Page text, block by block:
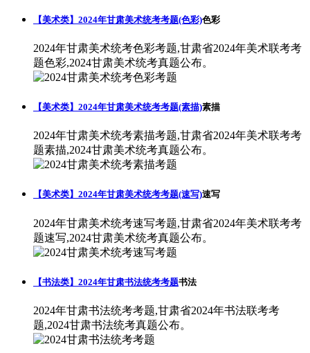
【美术类】2024年甘肃美术统考考题(色彩)色彩
2024年甘肃美术统考色彩考题,甘肃省2024年美术联考考
题色彩,2024甘肃美术统考真题公布。
【美术类】2024年甘肃美术统考考题(素描)素描
2024年甘肃美术统考素描考题,甘肃省2024年美术联考考
题素描,2024甘肃美术统考真题公布。
【美术类】2024年甘肃美术统考考题(速写)速写
2024年甘肃美术统考速写考题,甘肃省2024年美术联考考
题速写,2024甘肃美术统考真题公布。
【书法类】2024年甘肃书法统考考题书法
2024年甘肃书法统考考题,甘肃省2024年书法联考考
题,2024甘肃书法统考真题公布。